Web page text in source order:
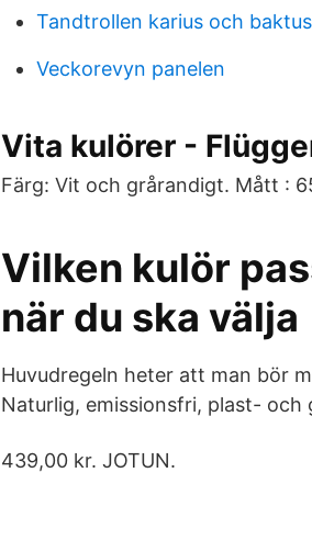
Tandtrollen karius och baktus
Veckorevyn panelen
Vita kulörer -
Färg: Vit och grårandigt. Mått :
Vilken kulör
när du ska välja
Huvudregeln heter att man bör
Naturlig, emissionsfri, plast-
439,00 kr. JOTUN.